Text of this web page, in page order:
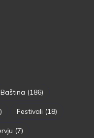
Baština (186)
Festivali (18)
(7)